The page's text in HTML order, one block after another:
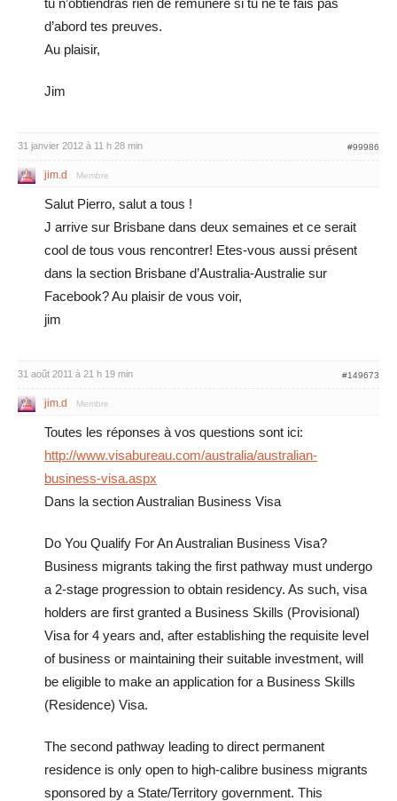
tu n’obtiendras rien de rémunéré si tu ne te fais pas
d’abord tes preuves.
Au plaisir,
Jim
31 janvier 2012 à 11 h 28 min #99986
jim.d Membre
Salut Pierro, salut a tous !
J arrive sur Brisbane dans deux semaines et ce serait
cool de tous vous rencontrer! Etes-vous aussi présent
dans la section Brisbane d’Australia-Australie sur
Facebook? Au plaisir de vous voir,
jim
31 août 2011 à 21 h 19 min #149673
jim.d Membre
Toutes les réponses à vos questions sont ici:
http://www.visabureau.com/australia/australian-
business-visa.aspx
Dans la section Australian Business Visa
Do You Qualify For An Australian Business Visa?
Business migrants taking the first pathway must undergo
a 2-stage progression to obtain residency. As such, visa
holders are first granted a Business Skills (Provisional)
Visa for 4 years and, after establishing the requisite level
of business or maintaining their suitable investment, will
be eligible to make an application for a Business Skills
(Residence) Visa.
The second pathway leading to direct permanent
residence is only open to high-calibre business migrants
sponsored by a State/Territory government. This